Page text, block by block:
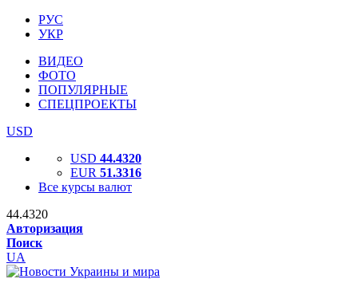
РУС
УКР
ВИДЕО
ФОТО
ПОПУЛЯРНЫЕ
СПЕЦПРОЕКТЫ
USD
USD 44.4320
EUR 51.3316
Все курсы валют
44.4320
Авторизация
Поиск
UA